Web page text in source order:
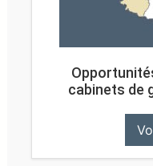
cabinets de